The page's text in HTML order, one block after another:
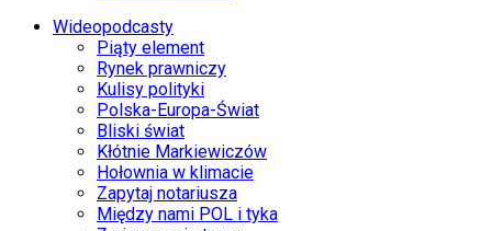
Wideopodcasty
Piąty element
Rynek prawniczy
Kulisy polityki
Polska-Europa-Świat
Bliski świat
Kłótnie Markiewiczów
Hołownia w klimacie
Zapytaj notariusza
Między nami POL i tyka